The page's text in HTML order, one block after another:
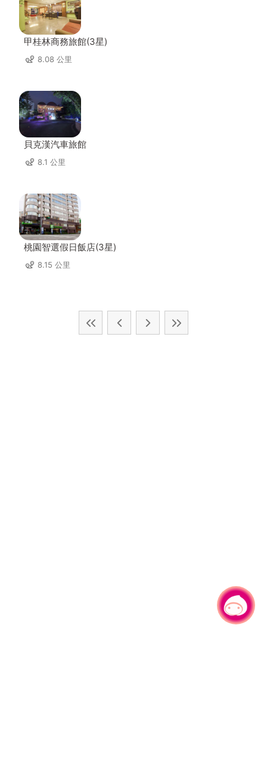
甲桂林商務旅館(3星)
8.08 公里
貝克漢汽車旅館
8.1 公里
桃園智選假日飯店(3星)
8.15 公里